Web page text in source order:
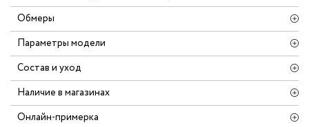
Обмеры
Параметры модели
Состав и уход
Наличие в магазинах
Онлайн-примерка